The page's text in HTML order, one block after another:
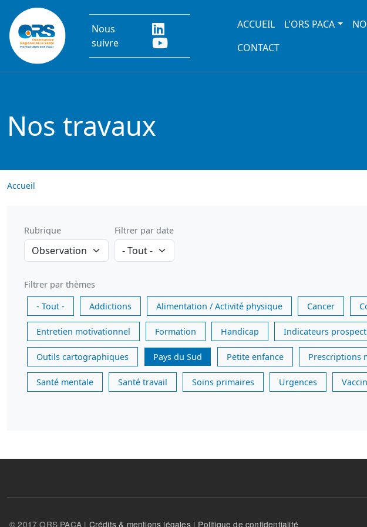
Aller au contenu principal
Nous
suivre
Main navigation
ACCUEIL L'ORS PACA
CONTACT
Nos travaux
Accueil
Rubrique Filtrer par date
Filtrer par thèmes
- Tout -
Addictions Alimentation / Activité physique Cancer
Entretien motivationnel Formation Handicap Indicateurs
Outils cartographiques Pays du Sud Petite enfance Prescriptions
Santé mentale Santé travail Soins primaires Urgences
© 2017 ORS PACA | Crédits & mentions légales| Politique de confidentialité